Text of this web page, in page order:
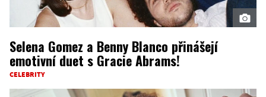
Selena Gomez a Benny Blanco přinášejí
emotivní duet s Gracie Abrams!
CELEBRITY